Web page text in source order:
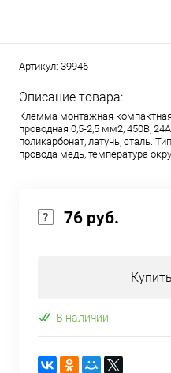
Артикул: 39946
Описание товара:
Клемма монтажная компактная
проводная 0,5-2,5 мм2, 450В,
поликарбонат, латунь, сталь.
провода медь, температура
76 руб.
В наличии